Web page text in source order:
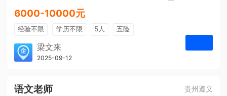
6000-10000元
经验不限 学历不限 5人
五险
免费培训
包住宿
梁文来
贵州璟琦物流有限公司
2025-09-12
语文老师 贵州遵义